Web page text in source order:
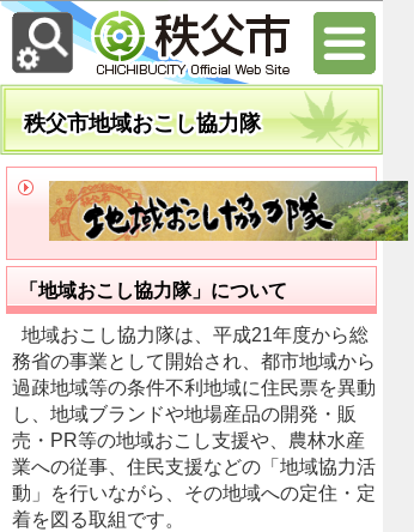
秩父市地域おこし協力隊
「地域おこし協力隊」について
地域おこし協力隊は、平成21年度から総
務省の事業として開始され、都市地域から
過疎地域等の条件不利地域に住民票を異動
し、地域ブランドや地場産品の開発・販
売・PR等の地域おこし支援や、農林水産
業への従事、住民支援などの「地域協力活
動」を行いながら、その地域への定住・定
着を図る取組です。